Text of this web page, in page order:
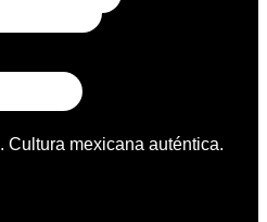
mexicana auténtica.